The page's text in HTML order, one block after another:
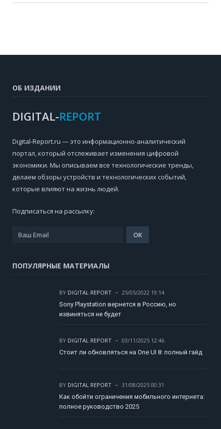
ОБ ИЗДАНИИ
DIGITAL-REPORT
Digital-Report.ru — это информационно-аналитический
портал, который отслеживает изменения цифровой
экономики. Мы описываем все технологические тренды,
делаем обзоры устройств и технологических событий,
которые влияют на жизнь людей.
Подписаться на рассылку:
ПОПУЛЯРНЫЕ МАТЕРИАЛЫ
BY DIGITAL REPORT
25/05/2022 19:14
Sony Playstation вернется в Россию, но
извиняться не будет
BY DIGITAL REPORT
03/11/2025 12:46
Стоит ли обновляться на One UI 8: полный гайд
BY DIGITAL REPORT
31/08/2025 00:31
Как обойти ограничения мобильного интернета:
полное руководство 2025